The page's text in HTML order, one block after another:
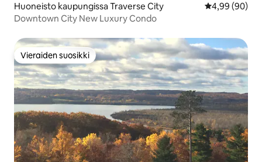
Huoneisto kaupungissa Traverse City
4,99 (90)
Downtown City New Luxury Condo
Vieraiden suosikki
Vieraiden suosikki